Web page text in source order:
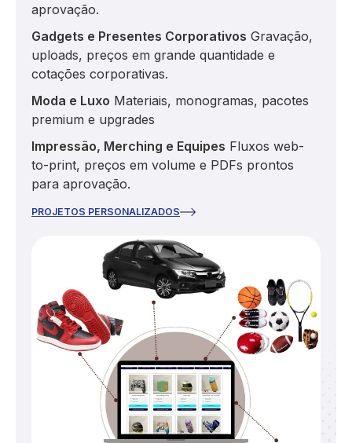
aprovação.
Gadgets e Presentes Corporativos Gravação,
uploads, preços em grande quantidade e
cotações corporativas.
Moda e Luxo Materiais, monogramas, pacotes
premium e upgrades
Impressão, Merching e Equipes Fluxos web-
to-print, preços em volume e PDFs prontos
para aprovação.
PROJETOS PERSONALIZADOS